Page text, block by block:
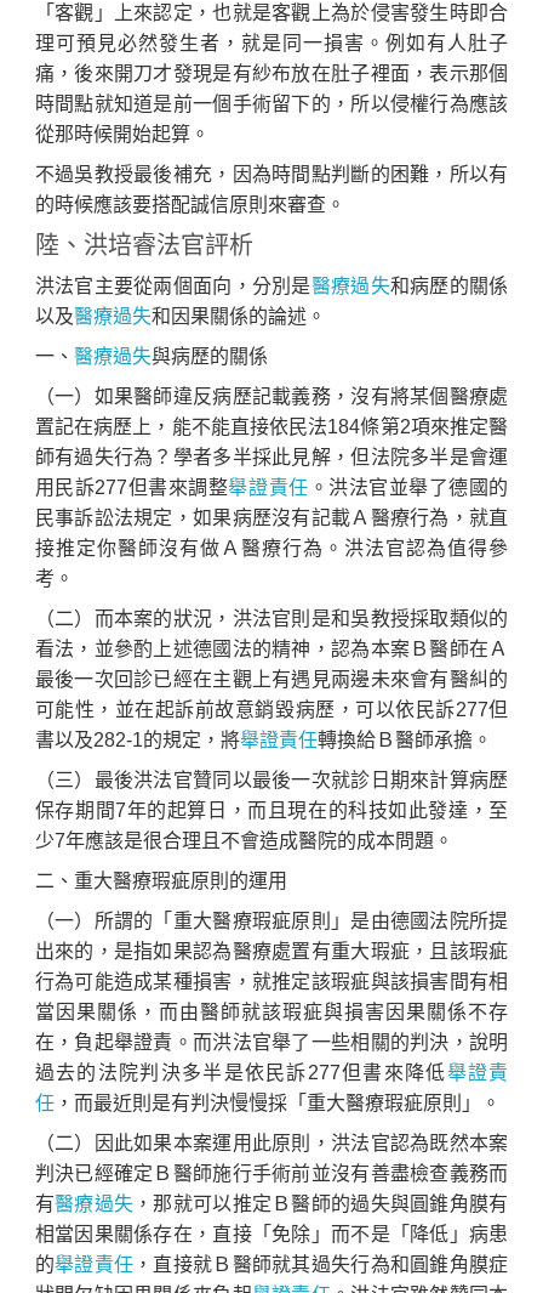
「客觀」上來認定，也就是客觀上為於侵害發生時即合
理可預見必然發生者，就是同一損害。例如有人肚子
痛，後來開刀才發現是有紗布放在肚子裡面，表示那個
時間點就知道是前一個手術留下的，所以侵權行為應該
從那時候開始起算。
不過吳教授最後補充，因為時間點判斷的困難，所以有
的時候應該要搭配誠信原則來審查。
陸、洪培睿法官評析
洪法官主要從兩個面向，分別是醫療過失和病歷的關係
以及醫療過失和因果關係的論述。
一、 醫療過失與病歷的關係
（一）如果醫師違反病歷記載義務，沒有將某個醫療處
置記在病歷上，能不能直接依民法184條第2項來推定醫
師有過失行為？學者多半採此見解，但法院多半是會運
用民訴277但書來調整舉證責任 。洪法官並舉了德國的
民事訴訟法規定，如果病歷沒有記載Ａ醫療行為，就直
接推定你醫師沒有做Ａ醫療行為。洪法官認為值得參
考。
（二）而本案的狀況，洪法官則是和吳教授採取類似的
看法，並參酌上述德國法的精神，認為本案Ｂ醫師在Ａ
最後一次回診已經在主觀上有遇見兩邊未來會有醫糾的
可能性，並在起訴前故意銷毀病歷，可以依民訴277但
書以及282-1的規定，將舉證責任轉換給Ｂ醫師承擔。
（三）最後洪法官贊同以最後一次就診日期來計算病歷
保存期間7年的起算日，而且現在的科技如此發達，至
少7年應該是很合理且不會造成醫院的成本問題。
二、重大醫療瑕疵原則的運用
（一）所謂的「重大醫療瑕疵原則」是由德國法院所提
出來的，是指如果認為醫療處置有重大瑕疵，且該瑕疵
行為可能造成某種損害，就推定該瑕疵與該損害間有相
當因果關係，而由醫師就該瑕疵與損害因果關係不存
在，負起舉證責。而洪法官舉了一些相關的判決，說明
過去的法院判決多半是依民訴277但書來降低舉證責
任，而最近則是有判決慢慢採「重大醫療瑕疵原則」。
（二）因此如果本案運用此原則，洪法官認為既然本案
判決已經確定Ｂ醫師施行手術前並沒有善盡檢查義務而
有醫療過失 ，那就可以推定Ｂ醫師的過失與圓錐角膜有
相當因果關係存在，直接「免除」而不是「降低」病患
的舉證責任 ，直接就Ｂ醫師就其過失行為和圓錐角膜症